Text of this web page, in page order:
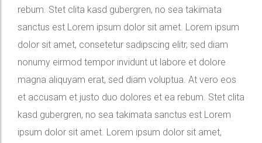
rebum. Stet clita kasd gubergren, no sea takimata
sanctus est Lorem ipsum dolor sit amet. Lorem ipsum
dolor sit amet, consetetur sadipscing elitr, sed diam
nonumy eirmod tempor invidunt ut labore et dolore
magna aliquyam erat, sed diam voluptua. At vero eos
et accusam et justo duo dolores et ea rebum. Stet clita
kasd gubergren, no sea takimata sanctus est Lorem
ipsum dolor sit amet. Lorem ipsum dolor sit amet,